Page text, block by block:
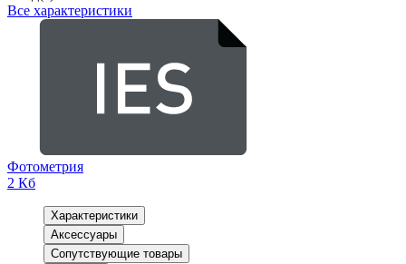
Все характеристики
Фотометрия
2 Кб
Характеристики
Аксессуары
Сопутствующие товары